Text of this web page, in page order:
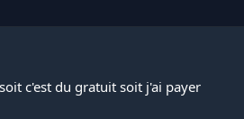
c'est du gratuit soit j'ai payer